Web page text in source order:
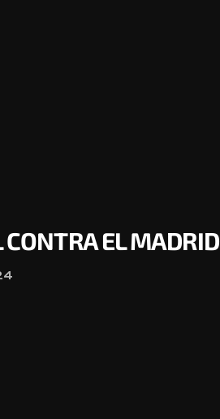
CONTRA EL MADRID